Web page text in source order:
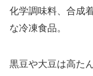
化学調味料、合成
な冷凍食品。
黒豆や大豆は高た